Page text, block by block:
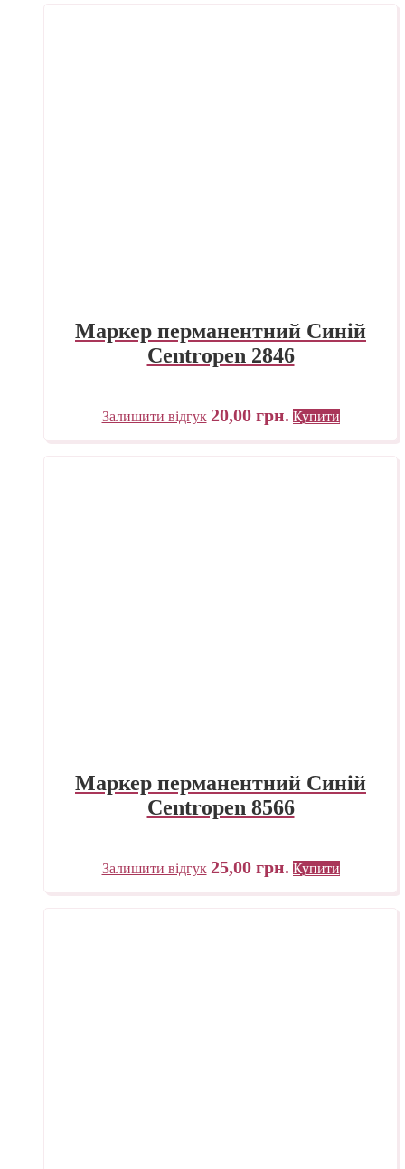
Маркер перманентний Синій
Centropen 2846
Залишити відгук 20,00 грн. Купити
Маркер перманентний Синій
Centropen 8566
Залишити відгук 25,00 грн. Купити